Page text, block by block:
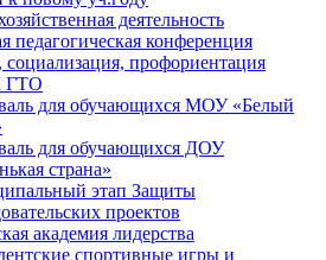
деятельность
педагогическая конференция
профориентация
для обучающихся МОУ «Белый
для обучающихся ДОУ
страна»
этап Защиты
проектов
академия лидерства
спортивные игры и